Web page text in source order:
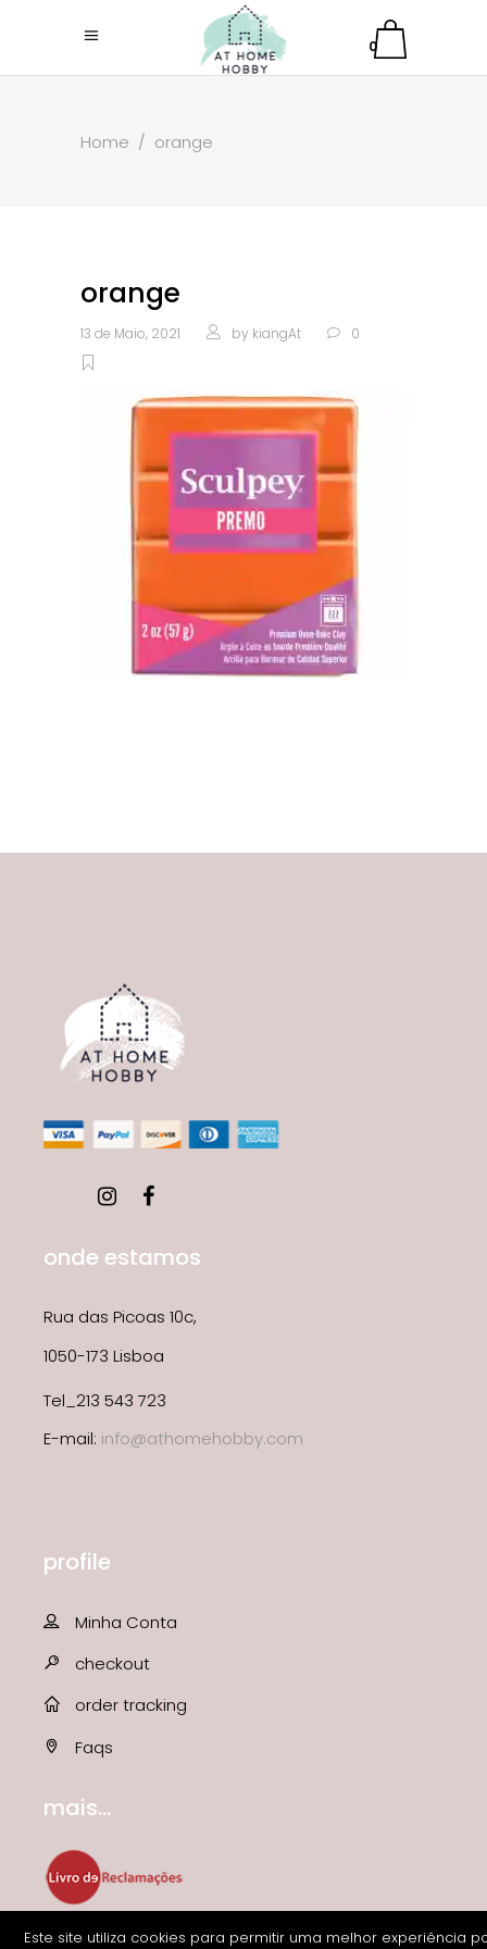
0
Home / orange
orange
13 de Maio, 2021 by kiangAt 0
onde estamos
Rua das Picoas 10c,
1050-173 Lisboa
Tel_213 543 723
E-mail: info@athomehobby.com
profile
Minha Conta
checkout
order tracking
Faqs
mais...
Este site utiliza cookies para permitir uma melhor experiência